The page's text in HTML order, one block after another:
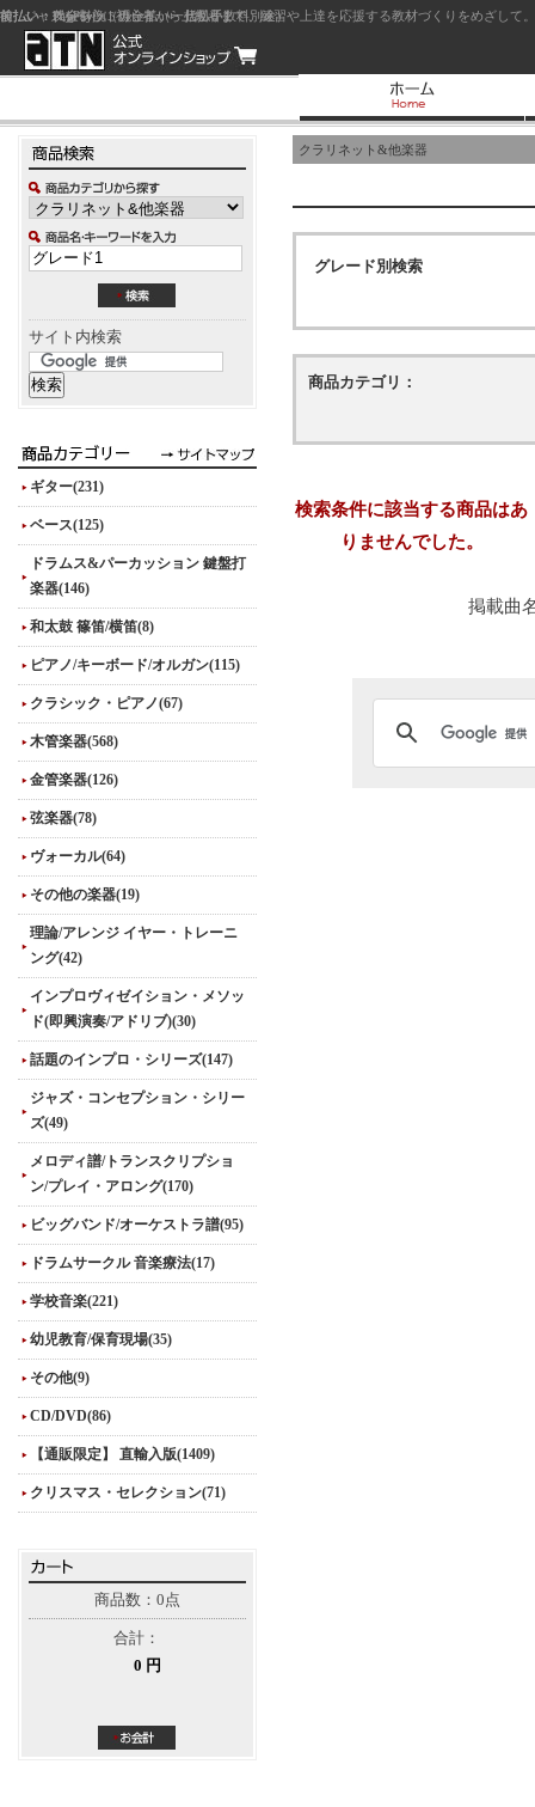
ジャズを中心に初心者から上級者まで、練習や上達を応援する教材づくりをめざし
サイト内検索
ギター(231)
ベース(125)
ドラムス&パーカッション 鍵盤打
楽器(146)
和太鼓 篠笛/横笛(8)
ピアノ/キーボード/オルガン(115)
クラシック・ピアノ(67)
木管楽器(568)
金管楽器(126)
弦楽器(78)
ヴォーカル(64)
その他の楽器(19)
理論/アレンジ イヤー・トレーニ
ング(42)
インプロヴィゼイション・メソッ
ド(即興演奏/アドリブ)(30)
話題のインプロ・シリーズ(147)
ジャズ・コンセプション・シリー
ズ(49)
メロディ譜/トランスクリプショ
ン/プレイ・アロング(170)
ビッグバンド/オーケストラ譜(95)
ドラムサークル 音楽療法(17)
学校音楽(221)
幼児教育/保育現場(35)
その他(9)
CD/DVD(86)
【通販限定】 直輸入版(1409)
クリスマス・セレクション(71)
商品数：0点
合計：
0 円
クラリネット&他楽器
グレード別検索
商品カテゴリ：
検索条件に該当する商品はあ
りませんでした。
掲載曲
前払い：クレジットカード（一括払い）
後払い：代金引換（現金払い・代引手数料別途）
前払い：PayPay